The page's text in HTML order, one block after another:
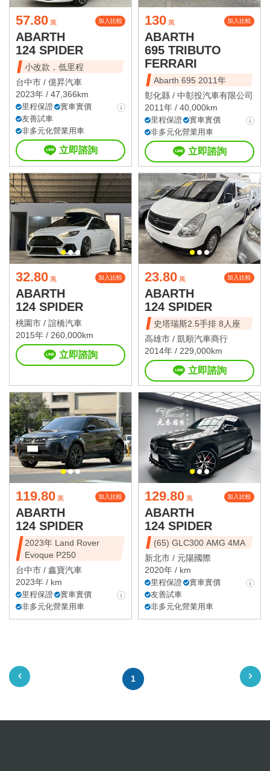
57.80 萬 加入比較
ABARTH
124 SPIDER
小改款，低里程
台中市 / 億昇汽車
2023年 / 47,366km
里程保證
實車實價
友善試車
非多元化營業用車
立即諮詢
130 萬 加入比較
ABARTH
695 TRIBUTO
FERRARI
Abarth 695 2011年
彰化縣 / 中彰投汽車有限公司
2011年 / 40,000km
里程保證
實車實價
非多元化營業用車
立即諮詢
32.80 萬 加入比較
ABARTH
124 SPIDER
桃園市 / 誼橋汽車
2015年 / 260,000km
立即諮詢
23.80 萬 加入比較
ABARTH
124 SPIDER
史塔瑞斯2.5手排 8人座
高雄市 / 凱順汽車商行
2014年 / 229,000km
立即諮詢
119.80 萬 加入比較
ABARTH
124 SPIDER
2023年 Land Rover
Evoque P250
台中市 / 鑫寶汽車
2023年 / km
里程保證
實車實價
非多元化營業用車
129.80 萬 加入比較
ABARTH
124 SPIDER
(65) GLC300 AMG 4MA
新北市 / 元陽國際
2020年 / km
里程保證
實車實價
友善試車
非多元化營業用車
1